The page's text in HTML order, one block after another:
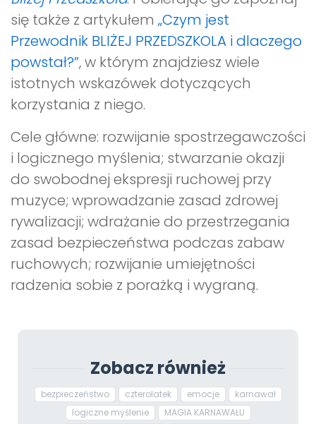
się także z artykułem „Czym jest
Przewodnik BLIŻEJ PRZEDSZKOLA i dlaczego
powstał?”, w którym znajdziesz wiele
istotnych wskazówek dotyczących
korzystania z niego.
Cele główne: rozwijanie spostrzegawczości
i logicznego myślenia; stwarzanie okazji
do swobodnej ekspresji ruchowej przy
muzyce; wprowadzanie zasad zdrowej
rywalizacji; wdrażanie do przestrzegania
zasad bezpieczeństwa podczas zabaw
ruchowych; rozwijanie umiejętności
radzenia sobie z porażką i wygraną.
Zobacz również
bezpieczeństwo czterolatek emocje
karnawał
logiczne myślenie
MAGIA KARNAWAŁU